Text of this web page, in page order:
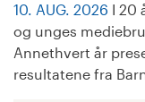
10. AUG. 2026 I 20
og unges
Annethvert år
resultatene fra